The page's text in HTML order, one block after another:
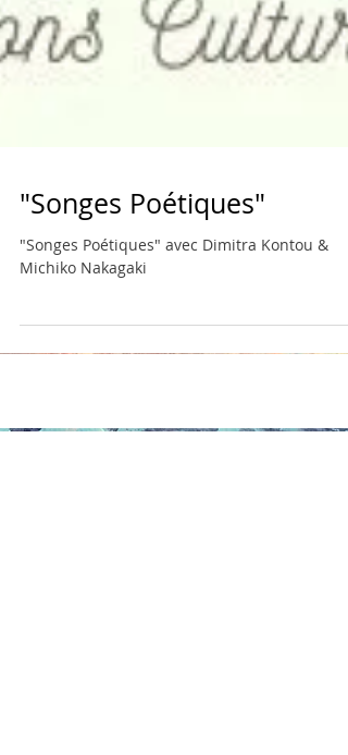
"Songes Poétiques"
"Songes Poétiques" avec Dimitra Kontou &
Michiko Nakagaki